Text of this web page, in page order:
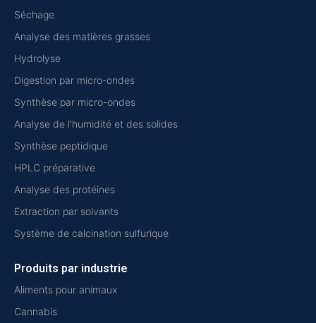
Séchage
Analyse des matières grasses
Hydrolyse
Digestion par micro-ondes
Synthèse par micro-ondes
Analyse de l'humidité et des solides
Synthèse peptidique
HPLC préparative
Analyse des protéines
Extraction par solvants
Système de calcination sulfurique
Produits par industrie
Aliments pour animaux
Cannabis